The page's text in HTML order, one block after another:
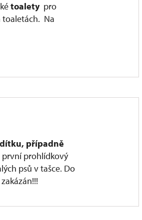
toalety pro
toaletách. Na
případně
první prohlídkový
psů v tašce. Do